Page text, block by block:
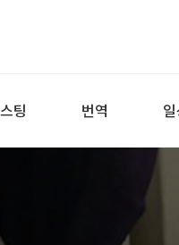
팅 번역